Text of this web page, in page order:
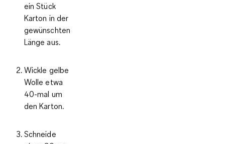
ein Stück
Karton in der
gewünschten
Länge aus.
Wickle gelbe
Wolle etwa
40-mal um
den Karton.
Schneide